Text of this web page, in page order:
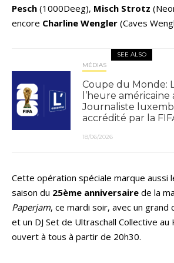
Pesch (1000Deeg), Misch Strotz
encore Charline Wengler (Caves
SEE ALSO
MÉDIAS
Coupe du Monde:
l’heure américaine
Journaliste
accrédité par la
18/06/2026
Cette opération spéciale marque aussi
saison du 25ème anniversaire de la
Paperjam, ce mardi soir, avec un grand
et un DJ Set de Ultraschall Collective au
ouvert à tous à partir de 20h30.